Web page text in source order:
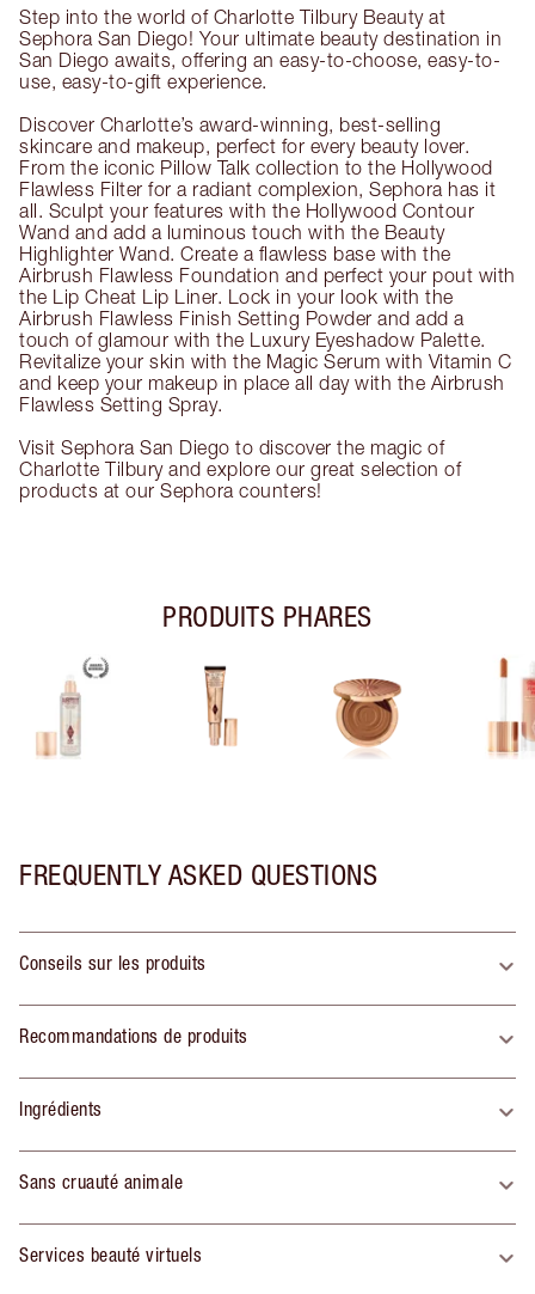
Step into the world of Charlotte Tilbury Beauty at
Sephora San Diego! Your ultimate beauty destination in
San Diego awaits, offering an easy-to-choose, easy-to-
use, easy-to-gift experience.
Discover Charlotte’s award-winning, best-selling
skincare and makeup, perfect for every beauty lover.
From the iconic Pillow Talk collection to the Hollywood
Flawless Filter for a radiant complexion, Sephora has it
all. Sculpt your features with the Hollywood Contour
Wand and add a luminous touch with the Beauty
Highlighter Wand. Create a flawless base with the
Airbrush Flawless Foundation and perfect your pout with
the Lip Cheat Lip Liner. Lock in your look with the
Airbrush Flawless Finish Setting Powder and add a
touch of glamour with the Luxury Eyeshadow Palette.
Revitalize your skin with the Magic Serum with Vitamin C
and keep your makeup in place all day with the Airbrush
Flawless Setting Spray.
Visit Sephora San Diego to discover the magic of
Charlotte Tilbury and explore our great selection of
products at our Sephora counters!
PRODUITS PHARES
FREQUENTLY ASKED QUESTIONS
Conseils sur les produits
Recommandations de produits
Ingrédients
Sans cruauté animale
Services beauté virtuels